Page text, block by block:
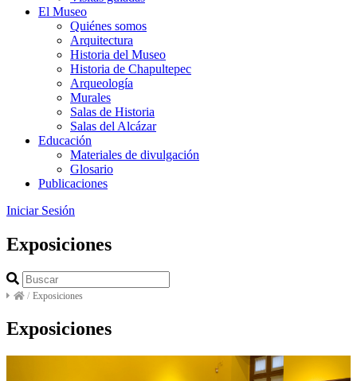
El Museo
Quiénes somos
Arquitectura
Historia del Museo
Historia de Chapultepec
Arqueología
Murales
Salas de Historia
Salas del Alcázar
Educación
Materiales de divulgación
Glosario
Publicaciones
Iniciar Sesión
Exposiciones
/ Exposiciones
Exposiciones